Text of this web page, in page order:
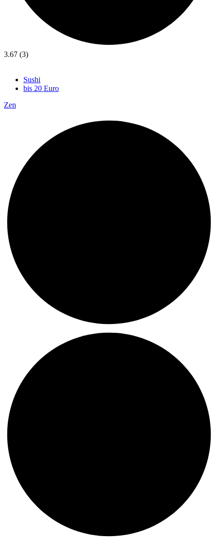
3.67 (3)
Sushi
bis 20 Euro
Zen